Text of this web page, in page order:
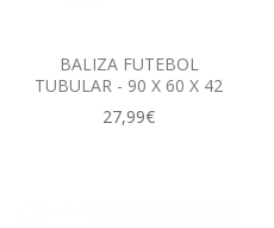
BALIZA FUTEBOL
TUBULAR - 90 X 60 X 42
27,99€